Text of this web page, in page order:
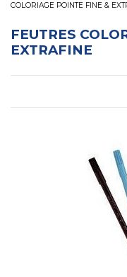
COLORIAGE POINTE FINE &
FEUTRES
EXTRAFINE